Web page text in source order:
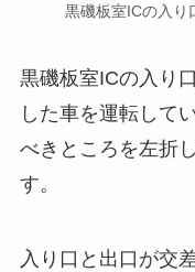
黒磯板室ICの入り
黒磯板室ICの入り
した車を運転して
べきところを左折
す。
入り口と出口が交